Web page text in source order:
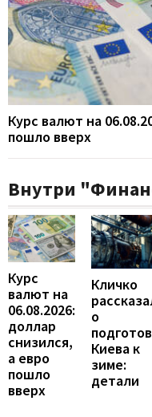
Курс валют на
пошло вверх
Внутри
Курс
валют на
06.08.2026:
доллар
снизился,
а евро
пошло
вверх
Кличко
о
Киева к
зиме:
детали